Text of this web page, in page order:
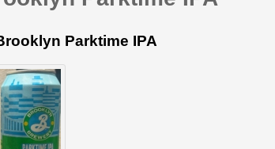
Parktime IPA